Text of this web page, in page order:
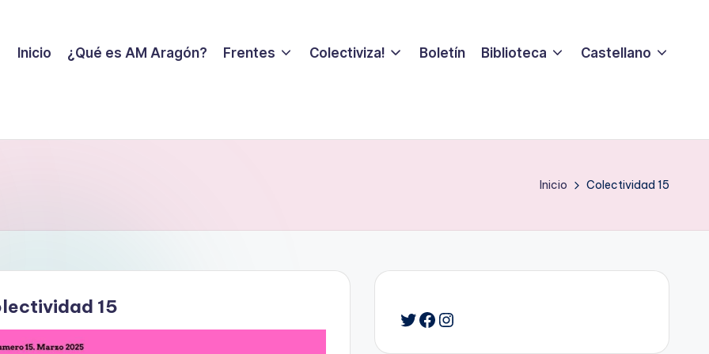
Inicio ¿Qué es AM Aragón? Frentes Colectiviza! Boletín Biblioteca Castellano
Inicio Colectividad 15
15
Twitter
Facebook
Instagram